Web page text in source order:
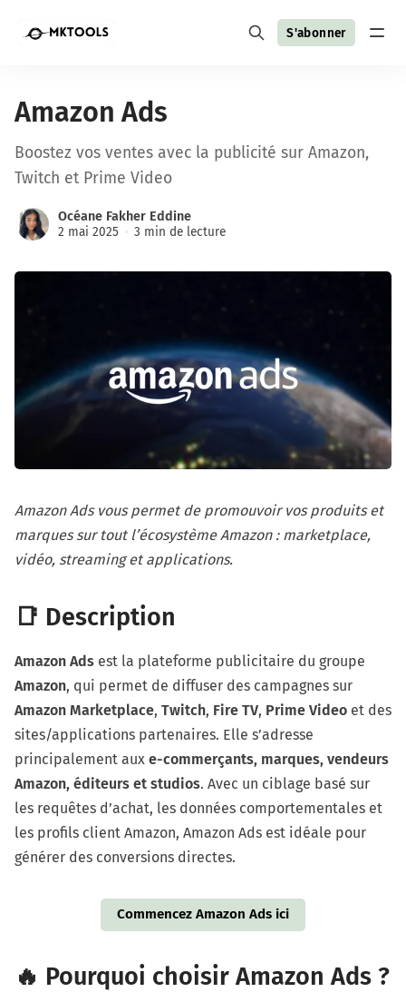
S'abonner
Amazon Ads
Boostez vos ventes avec la publicité sur Amazon,
Twitch et Prime Video
Océane Fakher Eddine
2 mai 2025
3 min de lecture
Amazon Ads vous permet de promouvoir vos produits et
marques sur tout l’écosystème Amazon : marketplace,
vidéo, streaming et applications.
📑 Description
Amazon Ads est la plateforme publicitaire du groupe
Amazon, qui permet de diffuser des campagnes sur
Amazon Marketplace, Twitch, Fire TV, Prime Video et des
sites/applications partenaires. Elle s’adresse
principalement aux e-commerçants, marques, vendeurs
Amazon, éditeurs et studios. Avec un ciblage basé sur
les requêtes d’achat, les données comportementales et
les profils client Amazon, Amazon Ads est idéale pour
générer des conversions directes.
Commencez Amazon Ads ici
🔥 Pourquoi choisir Amazon Ads ?